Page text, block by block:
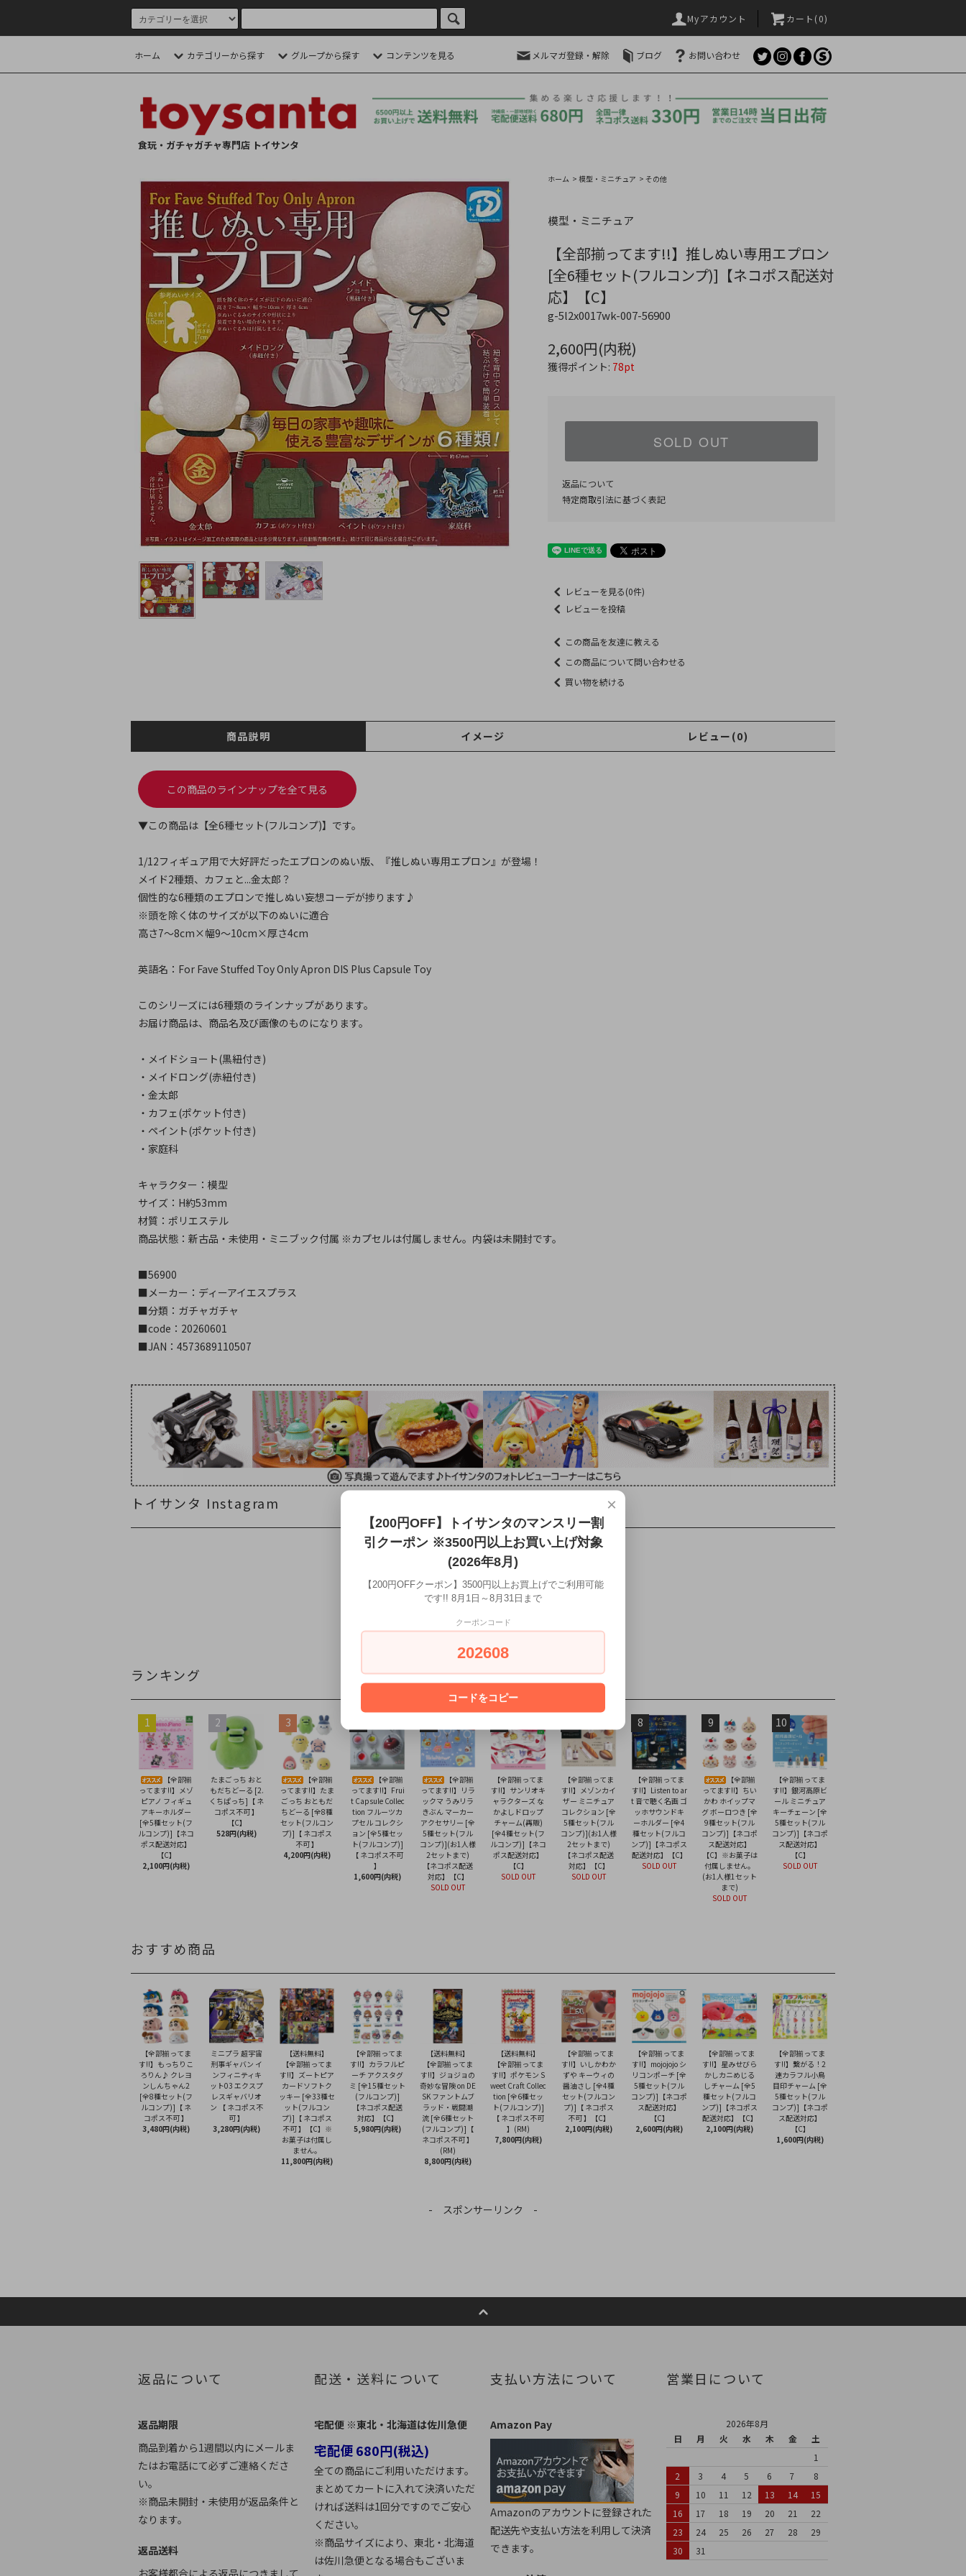
Myアカウント カート(0)
ホーム カテゴリーから探す グループから探す コンテンツを見る メルマガ登録・解除 ブログ お問い合わせ
食玩・ガチャガチャ専門店 トイサンタ
ホーム > 模型・ミニチュア > その他
模型・ミニチュア
【全部揃ってます!!】推しぬい専用エプロン
[全6種セット(フルコンプ)]【ネコポス配送対
応】【C】
g-5l2x0017wk-007-56900
2,600円(内税)
獲得ポイント: 78pt
SOLD OUT
返品について
特定商取引法に基づく表記
レビューを見る(0件)
レビューを投稿
この商品を友達に教える
この商品について問い合わせる
買い物を続ける
商品説明 イメージ レビュー(0)
この商品のラインナップを全て見る
▼この商品は【全6種セット(フルコンプ)】です。
1/12フィギュア用で大好評だったエプロンのぬい版、『推しぬい専用エプロン』が登場！
メイド2種類、カフェと...金太郎？
個性的な6種類のエプロンで推しぬい妄想コーデが捗ります♪
※頭を除く体のサイズが以下のぬいに適合
高さ7～8cm×幅9～10cm×厚さ4cm
英語名：For Fave Stuffed Toy Only Apron DIS Plus Capsule Toy
このシリーズには6種類のラインナップがあります。
お届け商品は、商品名及び画像のものになります。
・メイドショート(黒紐付き)
・メイドロング(赤紐付き)
・金太郎
・カフェ(ポケット付き)
・ペイント(ポケット付き)
・家庭科
キャラクター：模型
サイズ：H約53mm
材質：ポリエステル
商品状態：新古品・未使用・ミニブック付属 ※カプセルは付属しません。内袋は未開封です。
■56900
■メーカー：ディーアイエスプラス
■分類：ガチャガチャ
■code：20260601
■JAN：4573689110507
トイサンタ Instagram
ランキング
1
【全部揃
ってます!!】メゾ
ピアノ フィギュ
アキーホルダー
[全5種セット(フ
ルコンプ)]【ネコ
ポス配送対応】
【C】
2,100円(内税)
2
たまごっち おと
もだちどーる [2.
くちぱっち]【 ネ
コポス不可 】
【C】
528円(内税)
3
【全部揃
ってます!!】たま
ごっち おともだ
ちどーる [全8種
セット(フルコン
プ)]【 ネコポス
不可 】
4,200円(内税)
【全部揃
ってます!!】Frui
t Capsule Collec
tion フルーツカ
プセル コレクシ
ョン [全5種セッ
ト(フルコンプ)]
【 ネコポス不可
】
1,600円(内税)
【全部揃
ってます!!】リラ
ックマ うみリラ
きぶん マーカー
アクセサリー [全
5種セット(フル
コンプ)](お1人様
2セットまで)
【ネコポス配送
対応】【C】
SOLD OUT
【全部揃ってま
す!!】サンリオキ
ャラクターズ な
かよしドロップ
チャーム(再販)
[全4種セット(フ
ルコンプ)]【ネコ
ポス配送対応】
【C】
SOLD OUT
【全部揃ってま
す!!】メゾンカイ
ザー ミニチュア
コレクション [全
5種セット(フル
コンプ)](お1人様
2セットまで)
【ネコポス配送
対応】【C】
SOLD OUT
8
【全部揃ってま
す!!】Listen to ar
t 音で聴く名画 ゴ
ッホサウンドキ
ーホルダー [全4
種セット(フルコ
ンプ)]【ネコポス
配送対応】【C】
SOLD OUT
9
【全部揃
ってます!!】ちい
かわ ホイップマ
グ ボーロつき [全
9種セット(フル
コンプ)]【ネコポ
ス配送対応】
【C】※お菓子は
付属しません。
(お1人様1セット
まで)
SOLD OUT
10
【全部揃ってま
す!!】銀河高原ビ
ール ミニチュア
キーチェーン [全
5種セット(フル
コンプ)]【ネコポ
ス配送対応】
【C】
SOLD OUT
おすすめ商品
【全部揃ってま
す!!】もっちりこ
ろりん♪ クレヨ
ンしんちゃん2
[全8種セット(フ
ルコンプ)]【 ネ
コポス不可 】
3,480円(内税)
ミニプラ 超宇宙
刑事ギャバン イ
ンフィニティキ
ット03 エクスプ
レスギャバリオ
ン 【 ネコポス不
可 】
3,280円(内税)
【送料無料】
【全部揃ってま
す!!】ズートピア
カードソフトク
ッキー [全33種セ
ット(フルコン
プ)]【 ネコポス
不可 】【C】※
お菓子は付属し
ません。
11,800円(内税)
【全部揃ってま
す!!】カラフルピ
ーチ アクスタグ
ミ [全15種セット
(フルコンプ)]
【ネコポス配送
対応】【C】
5,980円(内税)
【送料無料】
【全部揃ってま
す!!】ジョジョの
奇妙な冒険 on DE
SK ファントムブ
ラッド・戦闘潮
流 [全6種セット
(フルコンプ)]【
ネコポス不可 】
(RM)
8,800円(内税)
【送料無料】
【全部揃ってま
す!!】ポケモン S
weet Craft Collec
tion [全6種セッ
ト(フルコンプ)]
【 ネコポス不可
】(RM)
7,800円(内税)
【全部揃ってま
す!!】いしかわか
ずや キーウィの
醤油さし [全4種
セット(フルコン
プ)]【 ネコポス
不可 】【C】
2,100円(内税)
【全部揃ってま
す!!】mojojojo シ
リコンポーチ [全
5種セット(フル
コンプ)]【ネコポ
ス配送対応】
【C】
2,600円(内税)
【全部揃ってま
す!!】星みせびら
かしカニめじる
しチャーム [全5
種セット(フルコ
ンプ)]【ネコポス
配送対応】【C】
2,100円(内税)
【全部揃ってま
す!!】繋がる！2
連カラフル小鳥
目印チャーム [全
5種セット(フル
コンプ)]【ネコポ
ス配送対応】
【C】
1,600円(内税)
- スポンサーリンク -
返品について
返品期限
商品到着から1週間以内にメールま
たはお電話にて必ずご連絡くださ
い。
※商品未開封・未使用が返品条件と
なります。
返品送料
お客様都合による返品につきまして
配送・送料について
宅配便 ※東北・北海道は佐川急便
宅配便 680円(税込)
全ての商品にご利用いただけます。
まとめてカートに入れて決済いただ
ければ送料は1回分ですのでご安心
ください。
※商品サイズにより、東北・北海道
は佐川急便となる場合もございま
支払い方法について
Amazon Pay
Amazonのアカウントに登録された
配送先や支払い方法を利用して決済
できます。
営業日について
2026年8月
日
月 火 水 木 金
土
1
2
3 4 5 6 7
8
9
10 11 12 13 14
15
16
17 18 19 20 21
22
23
24 25 26 27 28
29
30
31
×
【200円OFF】トイサンタのマンスリー割
引クーポン ※3500円以上お買い上げ対象
(2026年8月)
【200円OFFクーポン】3500円以上お買上げでご利用可能
です!! 8月1日～8月31日まで
クーポンコード
202608
コードをコピー